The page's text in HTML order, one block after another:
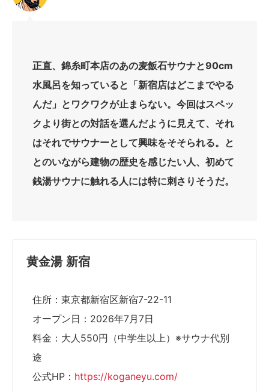
正直、錦糸町本店のあの麦飯石サウナと90cm
水風呂を知っていると「新宿店はどこまでやる
んだ」とワクワクが止まらない。今回はスペッ
クより街との対話を選んだように見えて、それ
はそれでサウナーとして興味をそそられる。と
とのいながら建物の歴史を感じたい人、初めて
銭湯サウナに触れる人には特に刺さりそうだ。
黄金湯 新宿
住所：東京都新宿区新宿7-22-11
オープン日：2026年7月7日
料金：大人550円（中学生以上）※サウナ代別
途
公式HP： https://koganeyu.com/